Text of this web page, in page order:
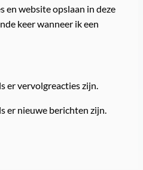
en website opslaan in deze
keer wanneer ik een
er vervolgreacties zijn.
er nieuwe berichten zijn.